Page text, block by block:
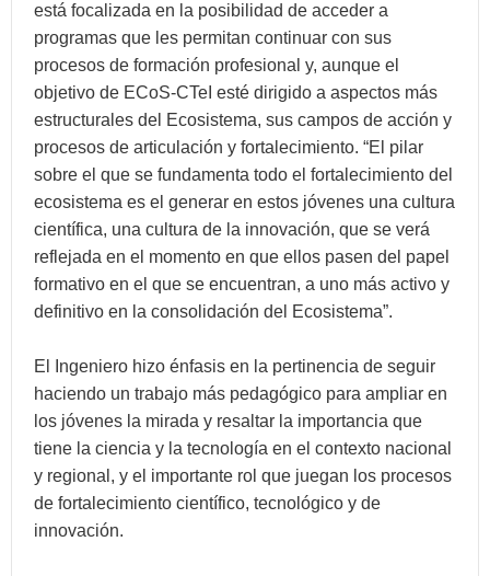
está focalizada en la posibilidad de acceder a
programas que les permitan continuar con sus
procesos de formación profesional y, aunque el
objetivo de ECoS-CTeI esté dirigido a aspectos más
estructurales del Ecosistema, sus campos de acción y
procesos de articulación y fortalecimiento. “El pilar
sobre el que se fundamenta todo el fortalecimiento del
ecosistema es el generar en estos jóvenes una cultura
científica, una cultura de la innovación, que se verá
reflejada en el momento en que ellos pasen del papel
formativo en el que se encuentran, a uno más activo y
definitivo en la consolidación del Ecosistema”.
El Ingeniero hizo énfasis en la pertinencia de seguir
haciendo un trabajo más pedagógico para ampliar en
los jóvenes la mirada y resaltar la importancia que
tiene la ciencia y la tecnología en el contexto nacional
y regional, y el importante rol que juegan los procesos
de fortalecimiento científico, tecnológico y de
innovación.